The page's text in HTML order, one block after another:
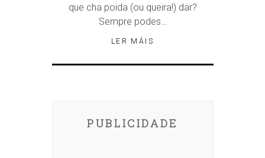
que cha poida (ou queira!) dar?
Sempre podes…
LER MÁIS
PUBLICIDADE